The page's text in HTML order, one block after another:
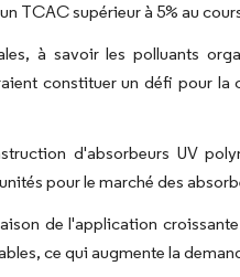
TCAC supérieur à 5% au
à savoir les polluants
constituer un défi pour la
d'absorbeurs UV
pour le marché des
de l'application
ce qui augmente la